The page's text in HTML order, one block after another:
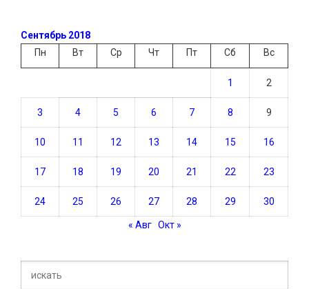
Сентябрь 2018
Пн
Вт Ср Чт Пт Сб Вс
1 2
3 4 5 6 7 8 9
10 11 12 13 14 15 16
17 18 19 20 21 22 23
24 25 26 27 28 29 30
« Авг Окт »